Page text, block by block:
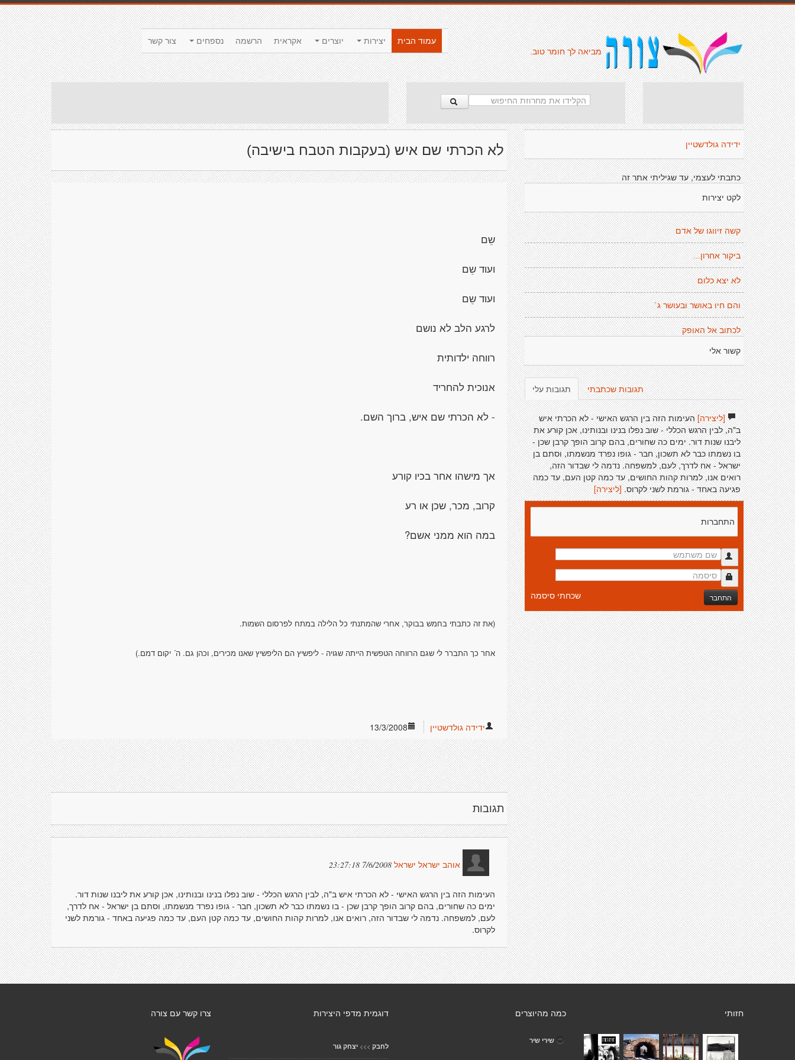
צור קשר נספחים הרשמה אקראית יוצרים יצירות
עמוד הבית
מביאה לך חומר טוב.
לא הכרתי שם איש (בעקבות הטבח בישיבה)
שֵם
ועוד שֵם
ועוד שֵם
לרגע הלב לא נושם
רווחה ילדותית
אנוכית להחריד
- לא הכרתי שם איש, ברוך השם.
אך מישהו אחר בכיו קורע
קרוב, מכר, שכן או רע
במה הוא ממני אשם?
(את זה כתבתי בחמש בבוקר, אחרי שהמתנתי כל הלילה במתח לפרסום השמות.
אחר כך התברר לי שגם הרווחה הטפשית הייתה שגויה - ליפשיץ הם הליפשיץ שאנו מכירים, וכהן גם. ה´ יקום דמם.)
13/3/2008 ידידה גולדשטיין
תגובות
אוהב ישראל ישראל 7/6/2008 23:27:18
העימות הזה בין הרגש האישי - לא הכרתי איש ב"ה, לבין הרגש הכללי - שוב נפלו בנינו ובנותינו, אכן קורע את ליבנו שנות דור.
ימים כה שחורים, בהם קרוב הופך קרבן שכן - בו נשמתו כבר לא תשכון, חבר - גופו נפרד מנשמתו, וסתם בן ישראל - אח לדרך,
לעם, למשפחה. נדמה לי שבדור הזה, רואים אנו, למרות קהות החושים, עד כמה קטן העם, עד כמה פגיעה באחד - גורמת לשני
לקרוס.
ידידה גולדשטיין
כתבתי לעצמי, עד שגיליתי אתר זה
לקט יצירות
קשה זיווגו של אדם
ביקור אחרון...
לא יצא כלום
והם חיו באושר ובעושר ג´
לכתוב אל האופק
קשור אלי
תגובות עלי תגובות שכתבתי
[ליצירה]העימות הזה בין הרגש האישי - לא הכרתי איש
ב"ה, לבין הרגש הכללי - שוב נפלו בנינו ובנותינו, אכן קורע את
ליבנו שנות דור. ימים כה שחורים, בהם קרוב הופך קרבן שכן -
בו נשמתו כבר לא תשכון, חבר - גופו נפרד מנשמתו, וסתם בן
ישראל - אח לדרך, לעם, למשפחה. נדמה לי שבדור הזה,
רואים אנו, למרות קהות החושים, עד כמה קטן העם, עד כמה
פגיעה באחד - גורמת לשני לקרוס. [ליצירה]
התחברות
התחבר שכחתי סיסמה
צרו קשר עם צורה דוגמית מדפי היצירות
לחבק >>> יצחק גור
כמה מהיוצרים
שירי שיר
חזותי